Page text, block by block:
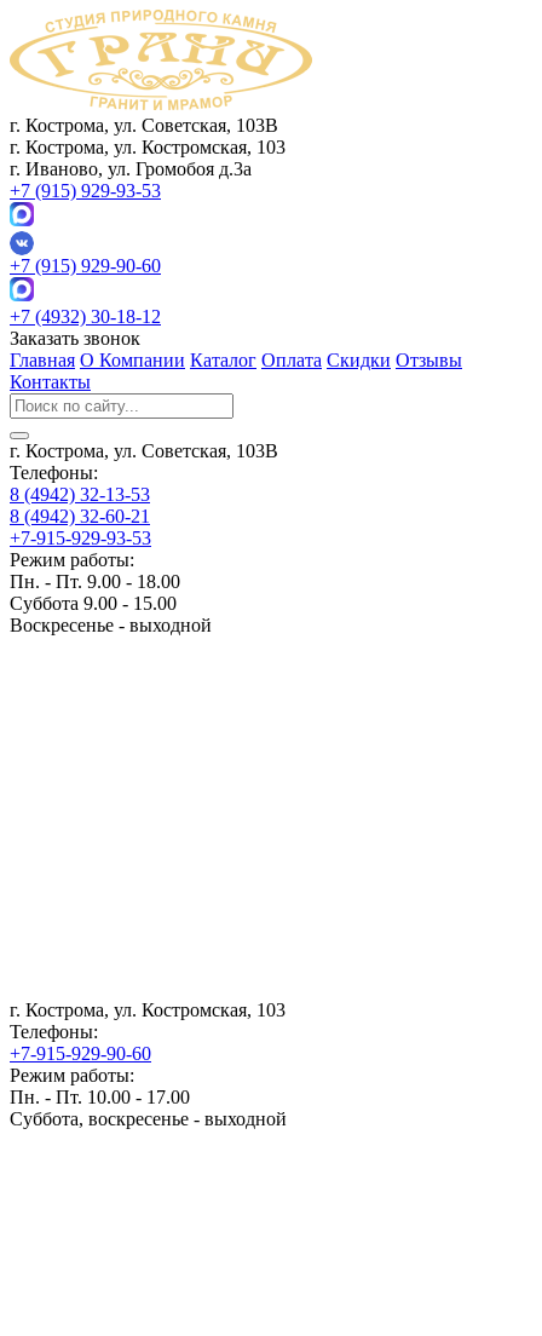
г. Кострома, ул. Советская, 103В
г. Кострома, ул. Костромская, 103
г. Иваново, ул. Громобоя д.3а
+7 (915) 929-93-53
+7 (915) 929-90-60
+7 (4932) 30-18-12
Заказать звонок
Главная О Компании Каталог Оплата Скидки Отзывы
Контакты
г. Кострома, ул. Советская, 103В
Телефоны:
8 (4942) 32-13-53
8 (4942) 32-60-21
+7-915-929-93-53
Режим работы:
Пн. - Пт. 9.00 - 18.00
Суббота 9.00 - 15.00
Воскресенье - выходной
г. Кострома, ул. Костромская, 103
Телефоны:
+7-915-929-90-60
Режим работы:
Пн. - Пт. 10.00 - 17.00
Суббота, воскресенье - выходной